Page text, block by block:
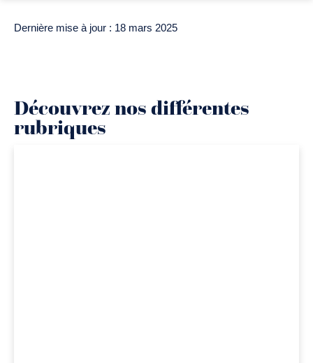
Dernière mise à jour : 18 mars 2025
Découvrez nos différentes
rubriques